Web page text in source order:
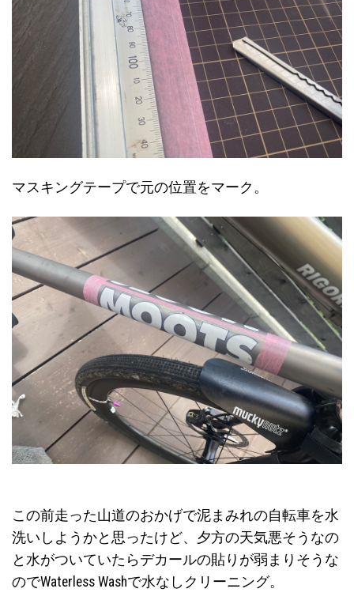
マスキングテープで元の位置をマーク。
この前走った山道のおかげで泥まみれの自転車を水
洗いしようかと思ったけど、夕方の天気悪そうなの
と水がついていたらデカールの貼りが弱まりそうな
のでWaterless Washで水なしクリーニング。